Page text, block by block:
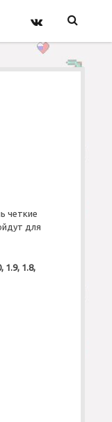
v
четкие
для
1.9, 1.8,